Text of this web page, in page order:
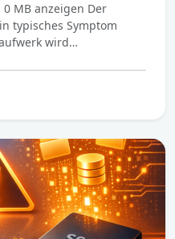
MB anzeigen Der
typisches Symptom
wird…